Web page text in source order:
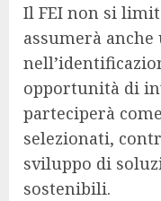
Il FEI non si
assumerà
opportunità di
parteciperà
selezionati,
sviluppo di
sostenibili.